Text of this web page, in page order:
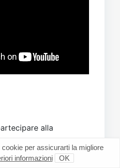
alla
per assicurarti la migliore
informazioni OK